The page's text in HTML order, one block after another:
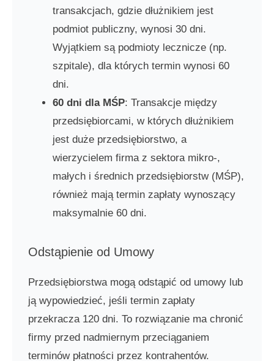
transakcjach, gdzie dłużnikiem jest
podmiot publiczny, wynosi 30 dni.
Wyjątkiem są podmioty lecznicze (np.
szpitale), dla których termin wynosi 60
dni.
60 dni dla MŚP: Transakcje między
przedsiębiorcami, w których dłużnikiem
jest duże przedsiębiorstwo, a
wierzycielem firma z sektora mikro-,
małych i średnich przedsiębiorstw (MŚP),
również mają termin zapłaty wynoszący
maksymalnie 60 dni.
Odstąpienie od Umowy
Przedsiębiorstwa mogą odstąpić od umowy lub
ją wypowiedzieć, jeśli termin zapłaty
przekracza 120 dni. To rozwiązanie ma chronić
firmy przed nadmiernym przeciąganiem
terminów płatności przez kontrahentów.